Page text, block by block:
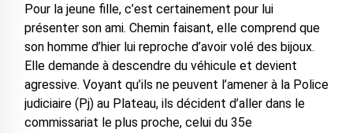
Pour la jeune fille, c’est certainement pour lui
présenter son ami. Chemin faisant, elle comprend que
son homme d’hier lui reproche d’avoir volé des bijoux.
Elle demande à descendre du véhicule et devient
agressive. Voyant qu’ils ne peuvent l’amener à la Police
judiciaire (Pj) au Plateau, ils décident d’aller dans le
commissariat le plus proche, celui du 35e